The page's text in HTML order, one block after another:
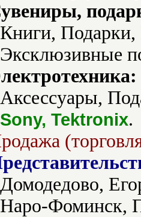
Книги,
Эксклюзивные
Аксессуары,
Sony, Tektronix.
Домодедово,
Наро-Фоминск,